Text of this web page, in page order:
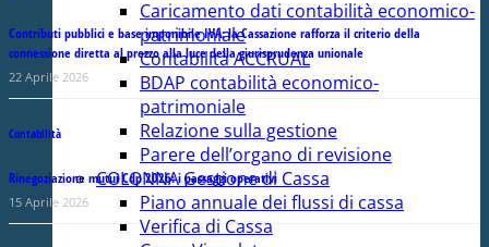
Caricamento dati contabilità economico-
patrimoniale
Contabilità ACCRUAL
BDAP contabilità economico-
patrimoniale
Relazione sulla gestione
Parere dell’organo di revisione
COLONNA Gestione di Cassa
Piano annuale dei flussi di cassa
Verifica di Cassa
Contributi pubblici e base imponibile IVA: la Cassazione rafforza il criterio della
connessione diretta al prezzo alla luce della giurisprudenza unionale
22 Aprile 2026
Contabilità
Rinegoziazione mutui Cdp 2026: i passaggi operativi
15 Aprile 2026